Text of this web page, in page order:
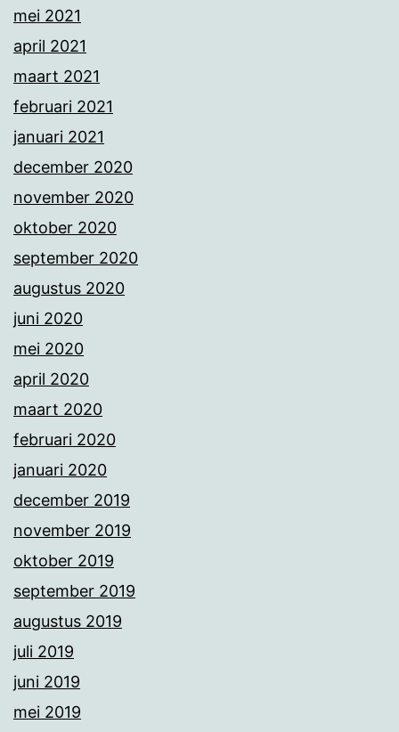
mei 2021
april 2021
maart 2021
februari 2021
januari 2021
december 2020
november 2020
oktober 2020
september 2020
augustus 2020
juni 2020
mei 2020
april 2020
maart 2020
februari 2020
januari 2020
december 2019
november 2019
oktober 2019
september 2019
augustus 2019
juli 2019
juni 2019
mei 2019